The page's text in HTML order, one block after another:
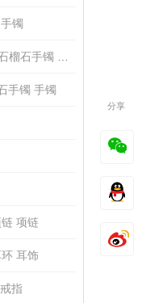
镯
手镯 手镯
手镯 手镯
项链
耳饰
指
分享